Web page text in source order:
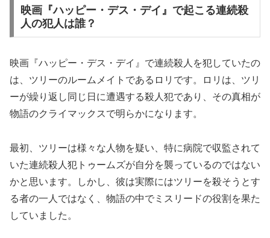
映画『ハッピー・デス・デイ』で起こる連続殺
人の犯人は誰？
映画『ハッピー・デス・デイ』で連続殺人を犯していたの
は、ツリーのルームメイトであるロリです。ロリは、ツリ
ーが繰り返し同じ日に遭遇する殺人犯であり、その真相が
物語のクライマックスで明らかになります。
最初、ツリーは様々な人物を疑い、特に病院で収監されて
いた連続殺人犯トゥームズが自分を襲っているのではない
かと思います。しかし、彼は実際にはツリーを殺そうとす
る者の一人ではなく、物語の中でミスリードの役割を果た
していました。